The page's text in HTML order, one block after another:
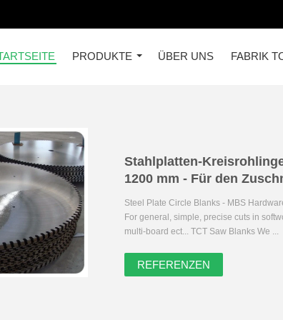
PRODUKTE ÜBER UNS FABRIK
Stahlplatten-
1200 mm - Für den
Steel Plate Circle Blanks - MBS
For general, simple, precise cuts in
multi-board ect... TCT Saw Blanks We ...